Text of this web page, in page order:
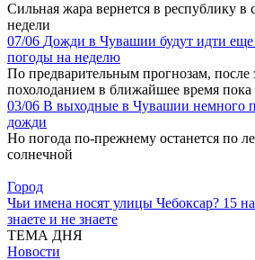
Сильная жара вернется в республику в
недели
07/06 Дожди в Чувашии будут идти
погоды на неделю
По предварительным прогнозам, после
похолоданием в ближайшее время пока
03/06 В выходные в Чувашии немного
дожди
Но погода по-прежнему останется по
солнечной
Город
Чьи имена носят улицы Чебоксар? 15
знаете и не знаете
ТЕМА ДНЯ
Новости